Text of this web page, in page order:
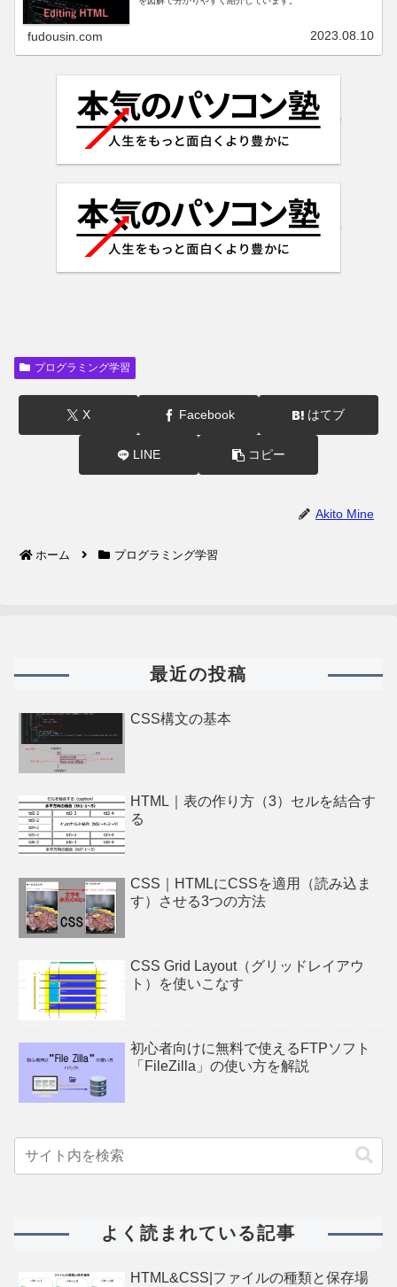
fudousin.com 2023.08.10
プログラミング学習
X Facebook はてブ
LINE コピー
Akito Mine
ホーム プログラミング学習
最近の投稿
CSS構文の基本
HTML｜表の作り方（3）セルを結合す
る
CSS｜HTMLにCSSを適用（読み込ま
す）させる3つの方法
CSS Grid Layout（グリッドレイアウ
ト）を使いこなす
初心者向けに無料で使えるFTPソフト
「FileZilla」の使い方を解説
よく読まれている記事
HTML&CSS|ファイルの種類と保存場